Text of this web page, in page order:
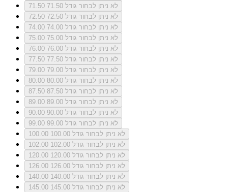
71.50
לא ניתן לבחור גודל 71.50
72.50
לא ניתן לבחור גודל 72.50
74.00
לא ניתן לבחור גודל 74.00
75.00
לא ניתן לבחור גודל 75.00
76.00
לא ניתן לבחור גודל 76.00
77.50
לא ניתן לבחור גודל 77.50
79.00
לא ניתן לבחור גודל 79.00
80.00
לא ניתן לבחור גודל 80.00
87.50
לא ניתן לבחור גודל 87.50
89.00
לא ניתן לבחור גודל 89.00
90.00
לא ניתן לבחור גודל 90.00
99.00
לא ניתן לבחור גודל 99.00
100.00
לא ניתן לבחור גודל 100.00
102.00
לא ניתן לבחור גודל 102.00
120.00
לא ניתן לבחור גודל 120.00
126.00
לא ניתן לבחור גודל 126.00
140.00
לא ניתן לבחור גודל 140.00
145.00
לא ניתן לבחור גודל 145.00